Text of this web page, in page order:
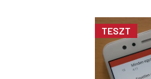
TESZT